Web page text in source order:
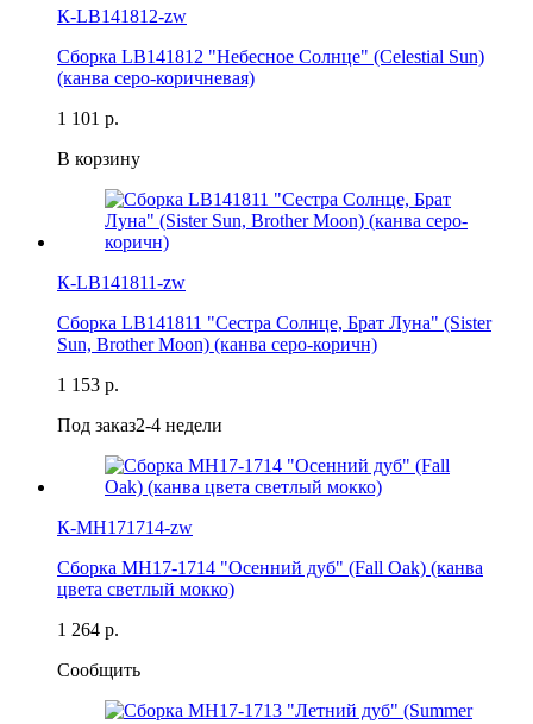
К-LB141812-zw
Сборка LB141812 "Небесное Солнце" (Celestial Sun)
(канва серо-коричневая)
1 101 р.
В корзину
К-LB141811-zw
Сборка LB141811 "Сестра Солнце, Брат Луна" (Sister
Sun, Brother Moon) (канва серо-коричн)
1 153 р.
Под заказ2-4 недели
К-MH171714-zw
Сборка MH17-1714 "Осенний дуб" (Fall Oak) (канва
цвета светлый мокко)
1 264 р.
Сообщить